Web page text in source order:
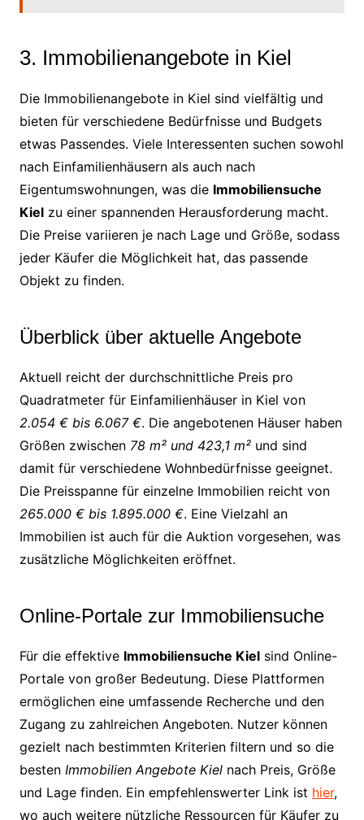
3. Immobilienangebote in Kiel
Die Immobilienangebote in Kiel sind vielfältig und
bieten für verschiedene Bedürfnisse und Budgets
etwas Passendes. Viele Interessenten suchen sowohl
nach Einfamilienhäusern als auch nach
Eigentumswohnungen, was die Immobiliensuche
Kielzu einer spannenden Herausforderung macht.
Die Preise variieren je nach Lage und Größe, sodass
jeder Käufer die Möglichkeit hat, das passende
Objekt zu finden.
Überblick über aktuelle Angebote
Aktuell reicht der durchschnittliche Preis pro
Quadratmeter für Einfamilienhäuser in Kiel von
2.054 € bis 6.067 €. Die angebotenen Häuser haben
Größen zwischen 78 m² und 423,1 m²und sind
damit für verschiedene Wohnbedürfnisse geeignet.
Die Preisspanne für einzelne Immobilien reicht von
265.000 € bis 1.895.000 €. Eine Vielzahl an
Immobilien ist auch für die Auktion vorgesehen, was
zusätzliche Möglichkeiten eröffnet.
Online-Portale zur Immobiliensuche
Für die effektive Immobiliensuche Kielsind Online-
Portale von großer Bedeutung. Diese Plattformen
ermöglichen eine umfassende Recherche und den
Zugang zu zahlreichen Angeboten. Nutzer können
gezielt nach bestimmten Kriterien filtern und so die
besten Immobilien Angebote Kielnach Preis, Größe
und Lage finden. Ein empfehlenswerter Link ist hier,
wo auch weitere nützliche Ressourcen für Käufer zu